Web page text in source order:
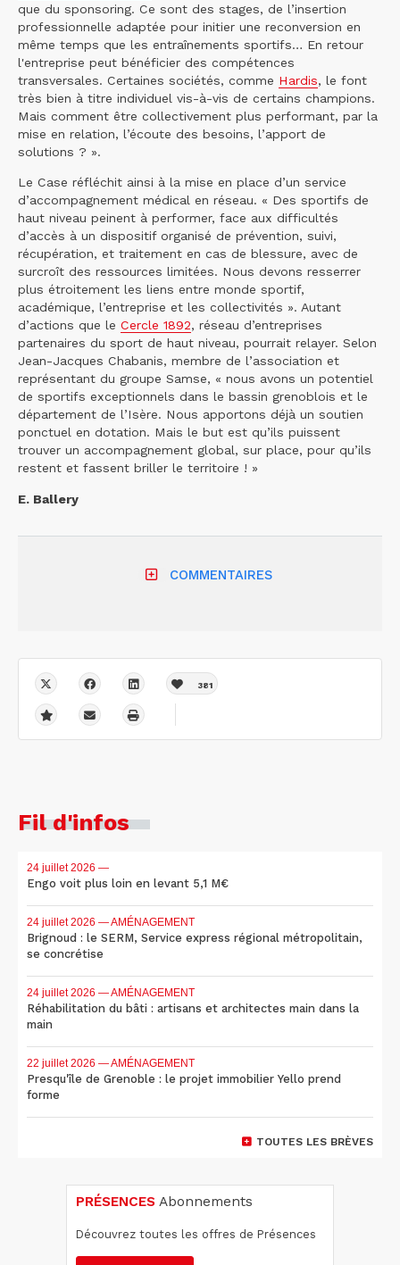
que du sponsoring. Ce sont des stages, de l’insertion
professionnelle adaptée pour initier une reconversion en
même temps que les entraînements sportifs… En retour
l'entreprise peut bénéficier des compétences
transversales. Certaines sociétés, comme Hardis, le font
très bien à titre individuel vis-à-vis de certains champions.
Mais comment être collectivement plus performant, par la
mise en relation, l’écoute des besoins, l’apport de
solutions ? ».
Le Case réfléchit ainsi à la mise en place d’un service
d’accompagnement médical en réseau. « Des sportifs de
haut niveau peinent à performer, face aux difficultés
d’accès à un dispositif organisé de prévention, suivi,
récupération, et traitement en cas de blessure, avec de
surcroît des ressources limitées. Nous devons resserrer
plus étroitement les liens entre monde sportif,
académique, l’entreprise et les collectivités ». Autant
d’actions que le Cercle 1892, réseau d’entreprises
partenaires du sport de haut niveau, pourrait relayer. Selon
Jean-Jacques Chabanis, membre de l’association et
représentant du groupe Samse, « nous avons un potentiel
de sportifs exceptionnels dans le bassin grenoblois et le
département de l’Isère. Nous apportons déjà un soutien
ponctuel en dotation. Mais le but est qu’ils puissent
trouver un accompagnement global, sur place, pour qu’ils
restent et fassent briller le territoire ! »
E. Ballery
COMMENTAIRES
381
Fil d'infos
24 juillet 2026 —
Engo voit plus loin en levant 5,1 M€
24 juillet 2026 — AMÉNAGEMENT
Brignoud : le SERM, Service express régional métropolitain,
se concrétise
24 juillet 2026 — AMÉNAGEMENT
Réhabilitation du bâti : artisans et architectes main dans la
main
22 juillet 2026 — AMÉNAGEMENT
Presqu'île de Grenoble : le projet immobilier Yello prend
forme
TOUTES LES BRÈVES
PRÉSENCES Abonnements
Découvrez toutes les offres de Présences